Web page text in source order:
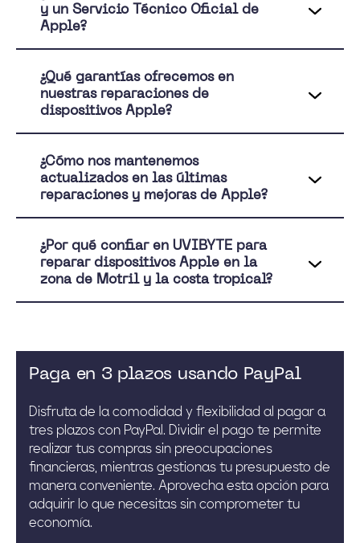
y un Servicio Técnico Oficial de
Apple?
¿Qué garantías ofrecemos en
nuestras reparaciones de
dispositivos Apple?
¿Cómo nos mantenemos
actualizados en las últimas
reparaciones y mejoras de Apple?
¿Por qué confiar en UVIBYTE para
reparar dispositivos Apple en la
zona de Motril y la costa tropical?
Paga en 3 plazos usando PayPal
Disfruta de la comodidad y flexibilidad al pagar a
tres plazos con PayPal. Dividir el pago te permite
realizar tus compras sin preocupaciones
financieras, mientras gestionas tu presupuesto de
manera conveniente. Aprovecha esta opción para
adquirir lo que necesitas sin comprometer tu
economía.